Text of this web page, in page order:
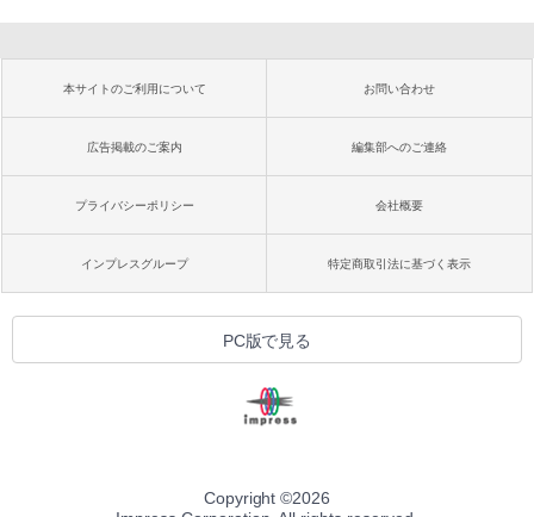
本サイトのご利用について お問い合わせ
広告掲載のご案内 編集部へのご連絡
プライバシーポリシー 会社概要
インプレスグループ 特定商取引法に基づく表示
PC版で見る
Copyright ©2026